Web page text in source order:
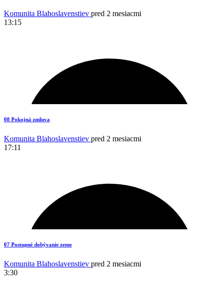
4
Komunita Blahoslavenstiev pred 2 mesiacmi
13:15
4
08 Pokojná zmluva
Komunita Blahoslavenstiev pred 2 mesiacmi
17:11
07 Postupné dobývanie zeme
Komunita Blahoslavenstiev pred 2 mesiacmi
3:30